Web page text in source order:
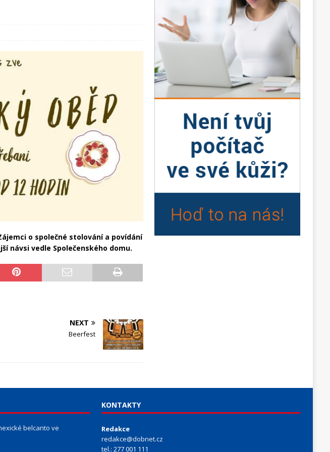
o společné stolování a povídání
návsi vedle Společenského domu.
NEXT
Beerfest
belcanto ve
KONTAKTY
Redakce
redakce@dobnet.cz
tel.: 277 001 111